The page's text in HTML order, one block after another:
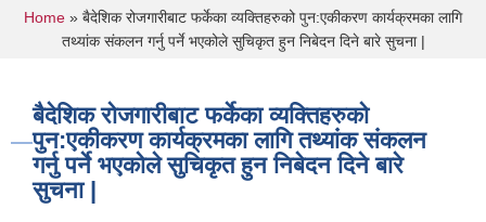
You are here
Home » बैदेशिक रोजगारीबाट फर्केका व्यक्तिहरुको पुन:एकीकरण कार्यक्रमका लागि
तथ्यांक संकलन गर्नु पर्ने भएकोले सुचिकृत हुन निबेदन दिने बारे सुचना |
बैदेशिक रोजगारीबाट फर्केका व्यक्तिहरुको
पुन:एकीकरण कार्यक्रमका लागि तथ्यांक संकलन
गर्नु पर्ने भएकोले सुचिकृत हुन निबेदन दिने बारे
सुचना |